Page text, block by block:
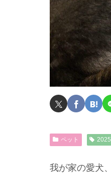
ペット 2025
我が家の愛犬、